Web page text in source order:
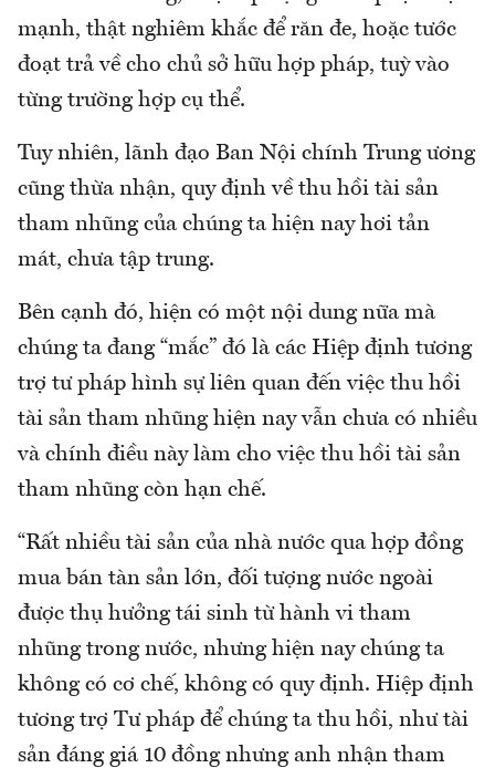
mạnh, thật nghiêm khắc để răn đe, hoặc tước
đoạt trả về cho chủ sở hữu hợp pháp, tuỳ vào
từng trường hợp cụ thể.
Tuy nhiên, lãnh đạo Ban Nội chính Trung ương
cũng thừa nhận, quy định về thu hồi tài sản
tham nhũng của chúng ta hiện nay hơi tản
mát, chưa tập trung.
Bên cạnh đó, hiện có một nội dung nữa mà
chúng ta đang “mắc” đó là các Hiệp định tương
trợ tư pháp hình sự liên quan đến việc thu hồi
tài sản tham nhũng hiện nay vẫn chưa có nhiều
và chính điều này làm cho việc thu hồi tài sản
tham nhũng còn hạn chế.
“Rất nhiều tài sản của nhà nước qua hợp đồng
mua bán tàn sản lớn, đối tượng nước ngoài
được thụ hưởng tái sinh từ hành vi tham
nhũng trong nước, nhưng hiện nay chúng ta
không có cơ chế, không có quy định. Hiệp định
tương trợ Tư pháp để chúng ta thu hồi, như tài
sản đáng giá 10 đồng nhưng anh nhận tham